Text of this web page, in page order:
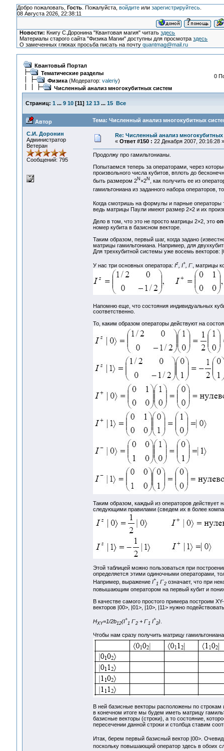
Добро пожаловать, Гость. Пожалуйста, войдитеили зарегистрируйтесь.
08 Августа 2026, 22:38:11
Новости: Книгу С.Доронина "Квантовая магия" читатьздесь
Материалы старого сайта "Физика Магии" доступны для просмотраздесь
О замеченных глюках просьба писать на почтуquantmag@mail.ru
Квантовый Портал
Тематические разделы
Физика(Модератор: valeriy)
Численный анализ многокубитных систем
0
Страниц: 1 ... 9 10[11] 12 13 ... 15 Все
Автор Тема: Численный анализ многокубитных
С.И. Доронин
Администратор
Ветеран
Сообщений: 795
Re: Численный анализ многокубитных
« Ответ #150 : 22 Декабря 2007, 20:16:28 »
Продолжу про гамильтонианы.
Попытаемся теперь за операторами, через
произвольного числа кубитов, вплоть до
быть размером 2N×2N , как получить ее из
гамильтониана из заданного набора операторов,
Когда смотришь на формулы и парные операторы
ведь матрицы Паули имеют размер 2×2 и их
Дело в том, что это не просто матрицы 2×2, это
номер кубита в базисном векторе.
Таким образом, первый шаг, когда задано
матрицы гамильтониана. Например, для
Для трехкубитной системы уже восемь векторов:
У нас три основных оператора: Iz , I+, I–, матрицы
Напомню еще, что состояния индивидуальных
соответственно.
То, каким образом операторы действуют на
Таким образом, каждый из операторов действует
следующими правилами (сведем их в более
Этой таблицей можно пользоваться при
определяется этими одиночными операторами,
Например, выражение I+
1 I–
2означает, что при
повышающим оператором на первый кубит и
В качестве самого простого примера построим
векторов |00>, |01>, |10>, |11> нужно
HXY=1/2b12(I+
1 I–
2+ I–
1 I+
2)
Чтобы нам сразу получить матрицу
В ней базисные векторы расположены по строкам
в конечном итоге мы будем иметь матрицу
базисные векторы (строки), а то состояние,
пересечении данной строки и столбца ставим
Итак, берем первый базисный вектор |00>.
поскольку повышающий оператор здесь в обоих